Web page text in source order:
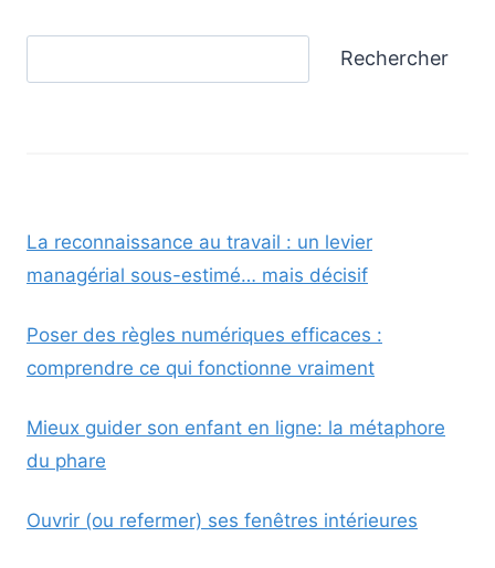
Rechercher
La reconnaissance au travail : un levier
managérial sous-estimé… mais décisif
Poser des règles numériques efficaces :
comprendre ce qui fonctionne vraiment
Mieux guider son enfant en ligne: la métaphore
du phare
Ouvrir (ou refermer) ses fenêtres intérieures